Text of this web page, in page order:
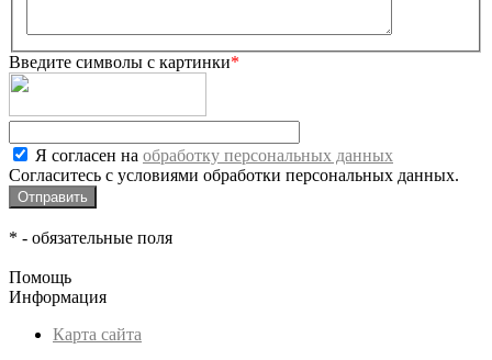
Введите символы с картинки*
Я согласен на обработку персональных данных
Согласитесь с условиями обработки персональных данных.
* - обязательные поля
Помощь
Информация
Карта сайта